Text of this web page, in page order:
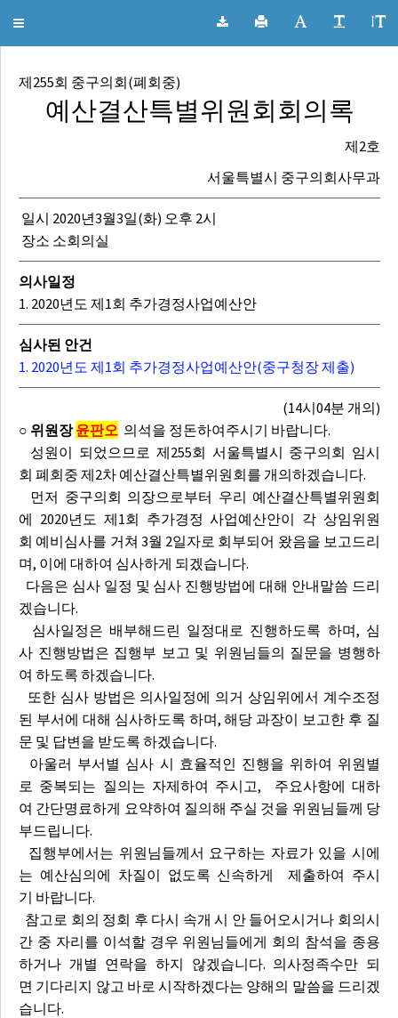
서울특별시 중구의회 회의록
Toggle
제255회 중구의회(폐회중)
예산결산특별위원회회의록
제2호
서울특별시 중구의회사무과
일시 2020년3월3일(화) 오후 2시
장소 소회의실
의사일정
1. 2020년도 제1회 추가경정사업예산안
심사된 안건
1. 2020년도 제1회 추가경정사업예산안(중구청장 제출)
(14시04분 개의)
○ 위원장윤판오 의석을 정돈하여주시기 바랍니다.
성원이 되었으므로 제255회 서울특별시 중구의회 임시
회 폐회중 제2차 예산결산특별위원회를 개의하겠습니다.
먼저 중구의회 의장으로부터 우리 예산결산특별위원회
에 2020년도 제1회 추가경정 사업예산안이 각 상임위원
회 예비심사를 거쳐 3월 2일자로 회부되어 왔음을 보고드리
며, 이에 대하여 심사하게 되겠습니다.
다음은 심사 일정 및 심사 진행방법에 대해 안내말씀 드리
겠습니다.
심사일정은 배부해드린 일정대로 진행하도록 하며, 심
사 진행방법은 집행부 보고 및 위원님들의 질문을 병행하
여 하도록 하겠습니다.
또한 심사 방법은 의사일정에 의거 상임위에서 계수조정
된 부서에 대해 심사하도록 하며, 해당 과장이 보고한 후 질
문 및 답변을 받도록 하겠습니다.
아울러 부서별 심사 시 효율적인 진행을 위하여 위원별
로 중복되는 질의는 자제하여 주시고, 주요사항에 대하
여 간단명료하게 요약하여 질의해 주실 것을 위원님들께 당
부드립니다.
집행부에서는 위원님들께서 요구하는 자료가 있을 시에
는 예산심의에 차질이 없도록 신속하게 제출하여 주시
기 바랍니다.
참고로 회의 정회 후 다시 속개 시 안 들어오시거나 회의시
간 중 자리를 이석할 경우 위원님들에게 회의 참석을 종용
하거나 개별 연락을 하지 않겠습니다. 의사정족수만 되
면 기다리지 않고 바로 시작하겠다는 양해의 말씀을 드리겠
습니다.